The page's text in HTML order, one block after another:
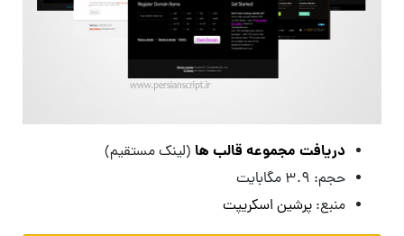
دریافت مجموعه قالب ها (لینک مستقیم)
حجم: ۳.۹ مگابایت
منبع: پرشین اسکریپت